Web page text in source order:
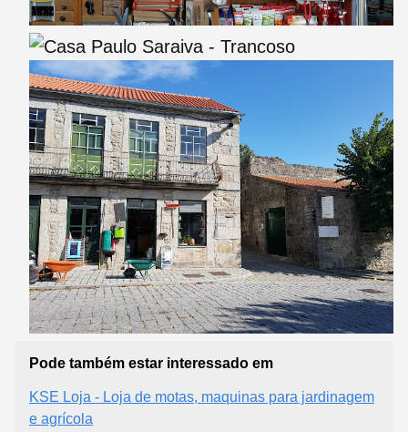
Pode também estar interessado em
KSE Loja - Loja de motas, maquinas para jardinagem
e agrícola